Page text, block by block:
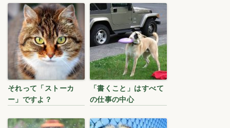
それって「ストーカ
ー」ですよ？
「書くこと」はすべて
の仕事の中心